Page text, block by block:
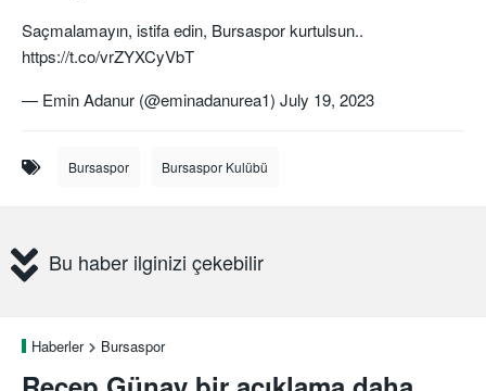
Saçmalamayın, istifa edin, Bursaspor kurtulsun..
https://t.co/vrZYXCyVbT
— Emin Adanur (@eminadanurea1) July 19, 2023
Bursaspor Bursaspor Kulübü
Bu haber ilginizi çekebilir
Haberler Bursaspor